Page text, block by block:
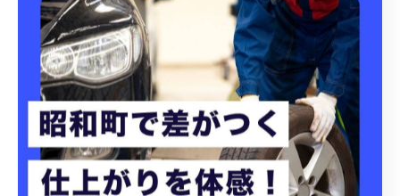
タイヤ販売現場で使い捨てタイヤチェーンを選ぶ際は、
いくつかの比較ポイントがあります。まず、タイヤサイ
ズへの適合性を確認しましょう。次に、装着のしやすさ
や耐久性も重要です。具体的な比較方法として、パッケ
ージ記載の対応サイズ表や、実際の装着動画・説明書を
参考にするのが効果的です。また、チェーンの素材や滑
り止め性能もチェックしましょう。これらを基準に選ぶ